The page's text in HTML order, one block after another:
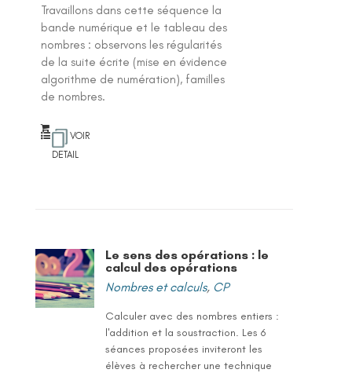
Travaillons dans cette séquence la
bande numérique et le tableau des
nombres : observons les régularités
de la suite écrite (mise en évidence
algorithme de numération), familles
de nombres.
VOIR
DETAIL
Le sens des opérations : le
calcul des opérations
Nombres et calculs, CP
Calculer avec des nombres entiers :
l'addition et la soustraction. Les 6
séances proposées inviteront les
élèves à rechercher une technique